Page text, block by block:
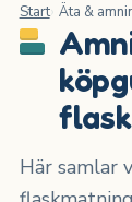
Start Äta &
Här samlar